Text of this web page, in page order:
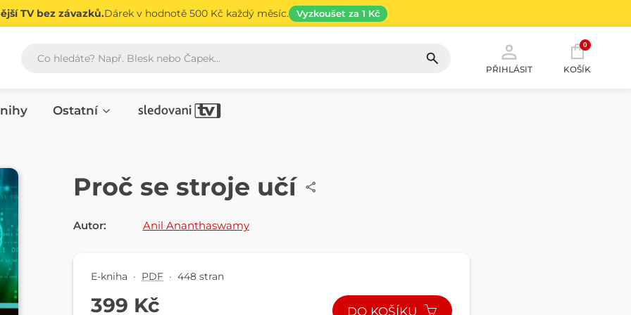
TV bez závazků.Dárek v hodnotě 500 Kč každý měsíc. Vyzkoušet za 1 Kč
Vyhledávání
PŘIHLÁSIT
0
KOŠÍK
Ostatní
E-KNIHA
Proč se stroje učí
Autor: Anil Ananthaswamy
E-kniha · PDF · 448 stran
399 Kč DO KOŠÍKU